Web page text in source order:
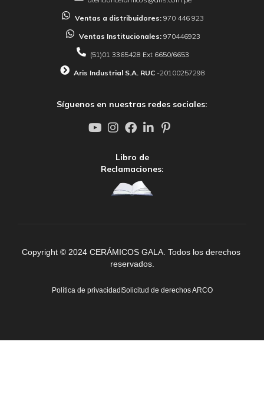
Ventas a distribuidores: 970 446 923
Ventas Institucionales: 970446923
(51)01 3365428 Ext 6650/6653
Aris Industrial S.A. RUC -20100257298
Síguenos en nuestras redes sociales:
Libro de
Reclamaciones:
Copyright © 2024 CERÁMICOS GALA. Todos los derechos
reservados.
Política de privacidad Solicitud de derechos ARCO